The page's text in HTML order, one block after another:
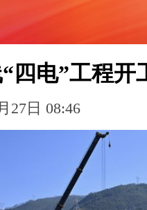
四电”工程开
27日 08:46